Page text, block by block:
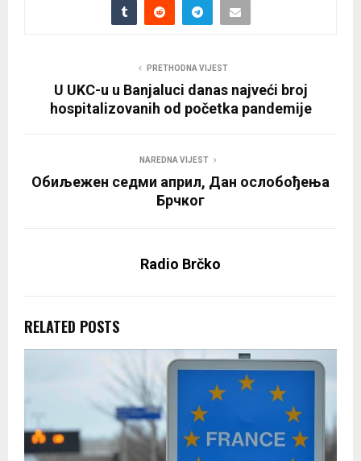
PRETHODNA VIJEST
U UKC-u u Banjaluci danas najveći broj
hospitalizovanih od početka pandemije
NAREDNA VIJEST
Обиљежен седми април, Дан ослобођења
Брчког
Radio Brčko
RELATED POSTS